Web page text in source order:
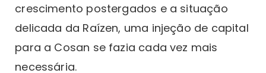
crescimento postergados e a situação
delicada da Raízen, uma injeção de capital
para a Cosan se fazia cada vez mais
necessária.